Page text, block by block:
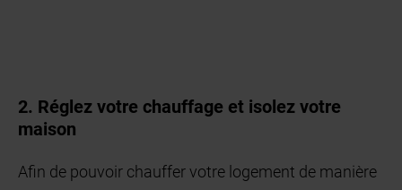
2. Réglez votre chauffage et isolez votre
maison
Afin de pouvoir chauffer votre logement de manière